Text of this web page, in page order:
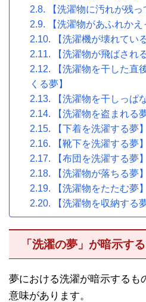
【洗濯物に汚れが残っ
【洗濯物があふれかえ
【洗濯機が壊れてい
【洗濯物が飛ばされ
【洗濯物を干した直
くる夢】
【洗濯物を干しっぱ
【洗濯物を盗まれる夢
【下着を洗濯する夢】
【靴下を洗濯する夢】
【布団を洗濯する夢】
【洗濯物が落ちる夢】
【洗濯物をたたむ夢】
【洗濯物を収納する夢
「洗濯の夢」が暗示す
夢における洗濯が暗示するも
意味があります。